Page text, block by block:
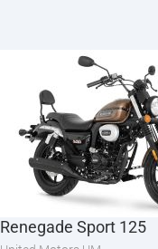
Renegade Sport 125